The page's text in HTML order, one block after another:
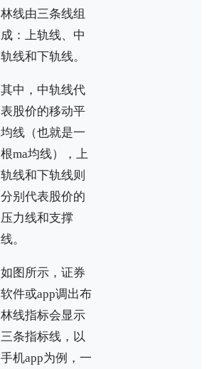
林线由三条线组
成：上轨线、中
轨线和下轨线。
其中，中轨线代
表股价的移动平
均线（也就是一
根ma均线），上
轨线和下轨线则
分别代表股价的
压力线和支撑
线。
如图所示，证券
软件或app调出布
林线指标会显示
三条指标线，以
手机app为例，一